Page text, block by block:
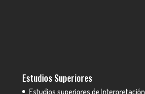
Estudios Superiores
Estudios superiores de Interpretación